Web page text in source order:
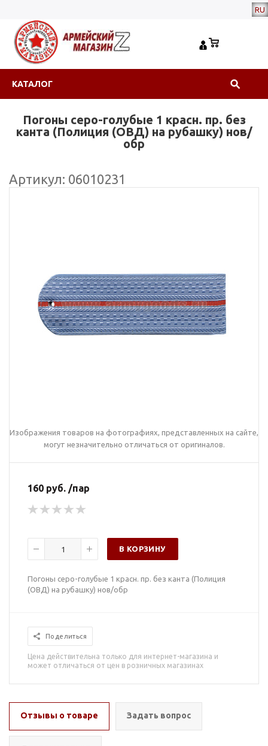
RU
КАТАЛОГ
Погоны серо-голубые 1 красн. пр. без
канта (Полиция (ОВД) на рубашку) нов/
обр
Артикул: 06010231
Изображения товаров на фотографиях, представленных на сайте,
могут незначительно отличаться от оригиналов.
160 руб. /пар
В КОРЗИНУ
Погоны серо-голубые 1 красн. пр. без канта (Полиция
(ОВД) на рубашку) нов/обр
Поделиться
Цена действительна только для интернет-магазина и
может отличаться от цен в розничных магазинах
Отзывы о товаре Задать вопрос